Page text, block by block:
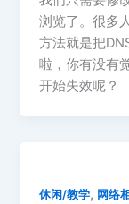
浏览了。很多
方法就是把
啦，你有没有
开始失效呢？
休闲/教学, 网络